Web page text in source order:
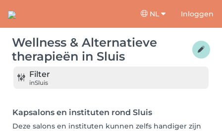
NL Inloggen
Wellness & Alternatieve
therapieën in Sluis
Filter
inSluis
Kapsalons en instituten rond Sluis
Deze salons en instituten kunnen zelfs handiger zijn